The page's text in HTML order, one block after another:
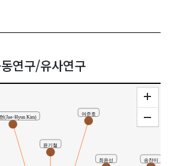
연구/유사연구
(Jae-Hyun Kim)
송찬미
여준호
윤기철
최윤선